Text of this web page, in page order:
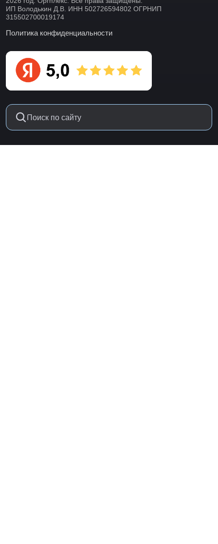
ИП Володькин Д.В. ИНН 502726594802 ОГРНИП
315502700019174
Политика конфиденциальности